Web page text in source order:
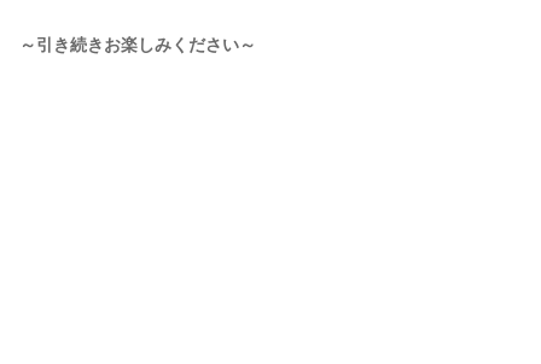
～引き続きお楽しみください～